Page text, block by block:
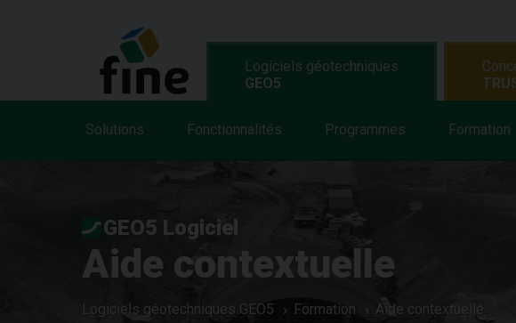
Logiciels géotechniques
GEO5
Solutions Fonctionnalités Programmes Formation
GEO5 Logiciel
Aide contextuelle
Logiciels géotechniques GEO5 Formation Aide contextuelle